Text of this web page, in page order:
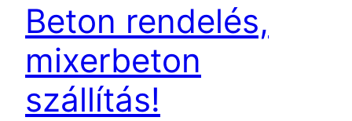
Beton rendelés,
mixerbeton
szállítás!